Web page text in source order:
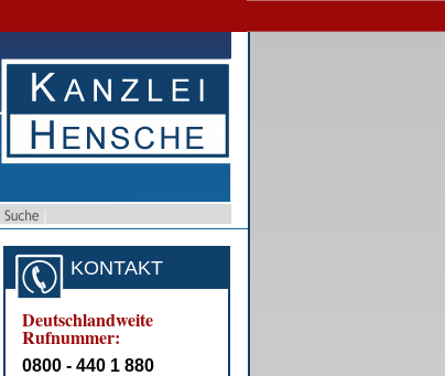
KONTAKT
Deutschlandweite
Rufnummer:
0800 - 440 1 880